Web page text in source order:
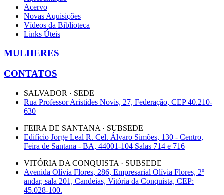
Acervo
Novas Aquisições
Vídeos da Biblioteca
Links Úteis
MULHERES
CONTATOS
SALVADOR · SEDE
Rua Professor Aristides Novis, 27, Federação, CEP 40.210-
630
FEIRA DE SANTANA · SUBSEDE
Edifício Jorge Leal R. Cel. Álvaro Simões, 130 - Centro,
Feira de Santana - BA, 44001-104 Salas 714 e 716
VITÓRIA DA CONQUISTA · SUBSEDE
Avenida Olívia Flores, 286, Empresarial Olívia Flores, 2º
andar, sala 201, Candeias, Vitória da Conquista, CEP:
45.028-100.